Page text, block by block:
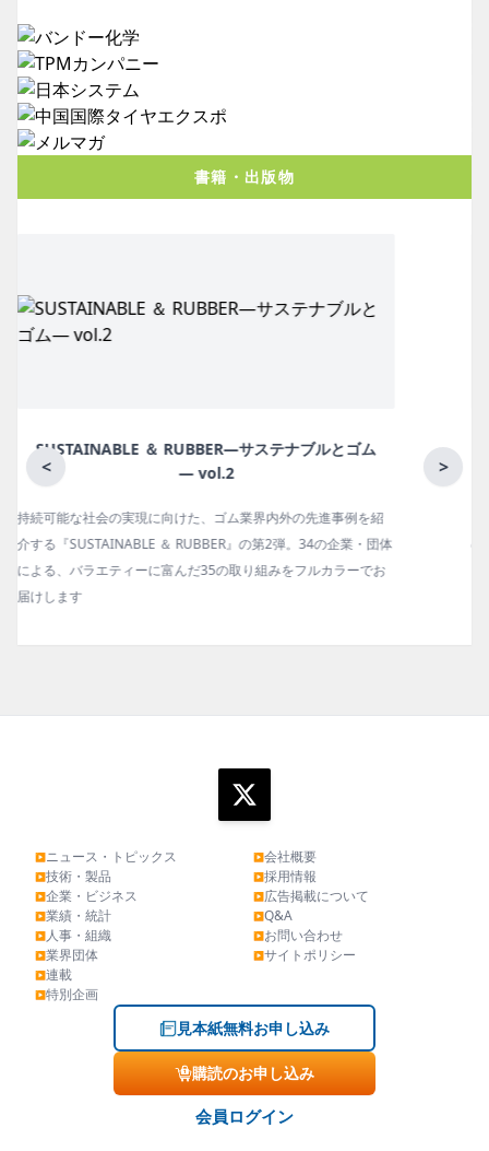
書籍・出版物
< >
体
月刊ラバーインダストリー／単品
ゴム報知新聞の姉妹誌。ゴム・エラストマー製品・市場分野別
の動向、新製品・技術、原材料動向、設備・機械の紹介、イン
タビュー、海外企業情報、統計などをコンパクトに掲載してい
▶ニュース・トピックス
▶技術・製品
▶企業・ビジネス
▶業績・統計
▶人事・組織
▶業界団体
▶連載
▶特別企画
▶会社概要
▶採用情報
▶広告掲載について
▶Q&A
▶お問い合わせ
▶サイトポリシー
見本紙無料お申し込み
購読のお申し込み
会員ログイン